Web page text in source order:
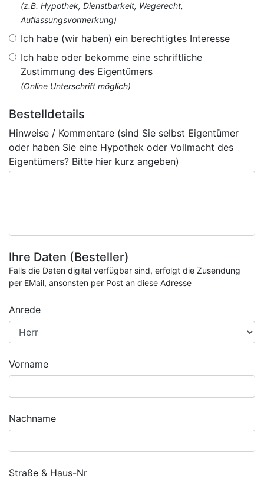
(z.B. Hypothek, Dienstbarkeit, Wegerecht,
Auflassungsvormerkung)
Ich habe (wir haben) ein berechtigtes Interesse
Ich habe oder bekomme eine schriftliche
Zustimmung des Eigentümers
(Online Unterschrift möglich)
Bestelldetails
Hinweise / Kommentare (sind Sie selbst Eigentümer
oder haben Sie eine Hypothek oder Vollmacht des
Eigentümers? Bitte hier kurz angeben)
Ihre Daten (Besteller)
Falls die Daten digital verfügbar sind, erfolgt die Zusendung
per EMail, ansonsten per Post an diese Adresse
Anrede
Vorname
Nachname
Straße & Haus-Nr